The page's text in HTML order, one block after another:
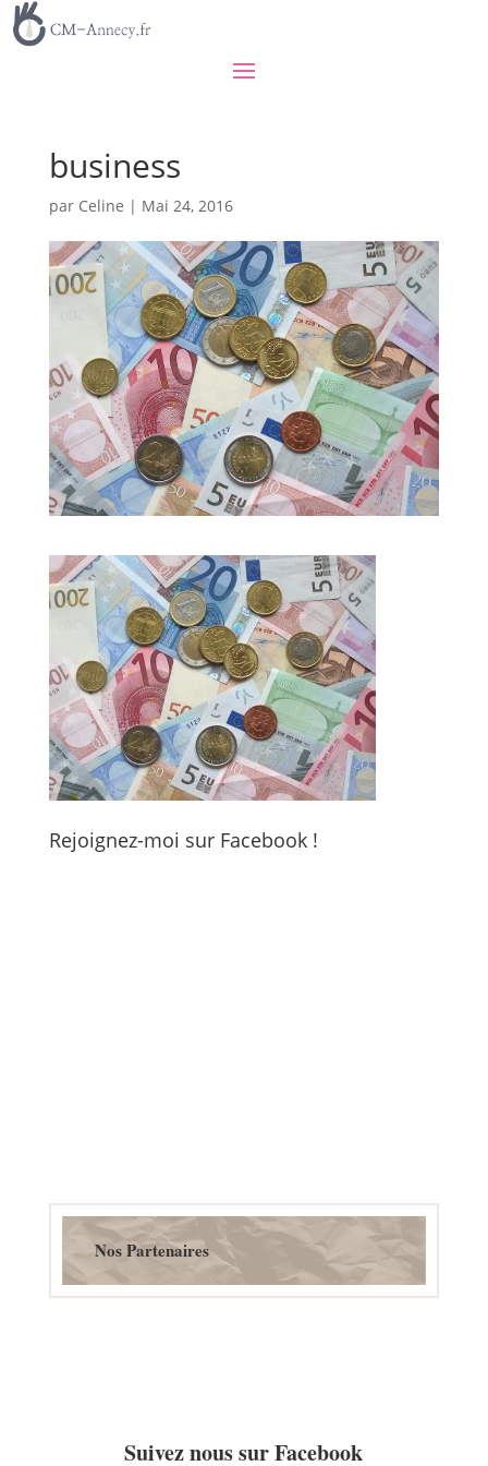
business
par Celine | Mai 24, 2016
Rejoignez-moi sur Facebook !
Nos Partenaires
Suivez nous sur Facebook